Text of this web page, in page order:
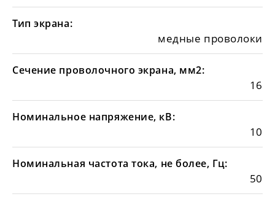
Тип экрана:
медные проволоки
Сечение проволочного экрана, мм2:
16
Номинальное напряжение, кВ:
10
Номинальная частота тока, не более, Гц:
50